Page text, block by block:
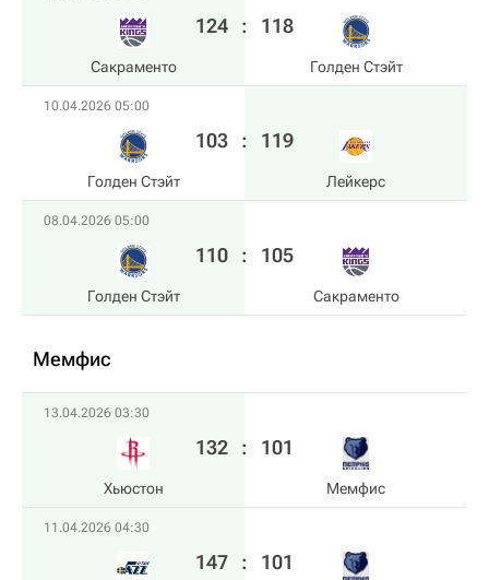
Сакраменто
124 : 118
Голден Стэйт
10.04.2026 05:00
Голден Стэйт
103 : 119
Лейкерс
08.04.2026 05:00
Голден Стэйт
110 : 105
Сакраменто
Мемфис
13.04.2026 03:30
Хьюстон
132 : 101
Мемфис
11.04.2026 04:30
147 : 101